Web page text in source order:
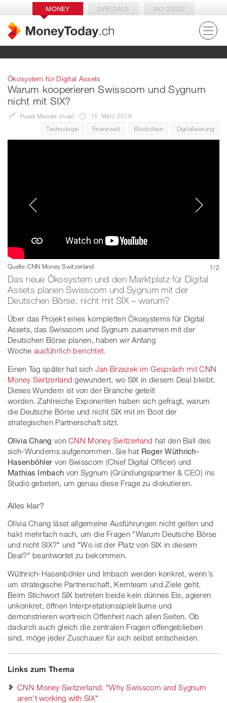
MONEY SPECIALS ISO 20022
Ökosystem für Digital Assets
Warum kooperieren Swisscom und Sygnum
nicht mit SIX?
Ruedi Maeder (mae)
15. März 2019
Technologie
Finanzwelt Blockchain Digitalisierung
Quelle: CNN Money Switzerland
Quelle: CNN Money Switzerland 1/2
Das neue Ökosystem und den Marktplatz für Digital
Assets planen Swisscom und Sygnum mit der
Deutschen Börse, nicht mit SIX – warum?
Über das Projekt eines kompletten Ökosystems für Digital
Assets, das Swisscom und Sygnum zusammen mit der
Deutschen Börse planen, haben wir Anfang
Woche ausführlich berichtet.
Einen Tag später hat sich Jan Brzezek im Gespräch mit CNN
Money Switzerland gewundert, wo SIX in diesem Deal bleibt.
Dieses Wundern ist von der Branche geteilt
worden. Zahlreiche Exponenten haben sich gefragt, warum
die Deutsche Börse und nicht SIX mit im Boot der
strategischen Partnerschaft sitzt.
Olivia Chang vonCNN Money Switzerland hat den Ball des
sich-Wunderns aufgenommen. Sie hat Roger Wüthrich-
Hasenböhler von Swisscom (Chief Digital Officer) und
Mathias Imbach von Sygnum (Gründungspartner & CEO) ins
Studio gebeten, um genau diese Frage zu diskutieren.
Alles klar?
Olivia Chang lässt allgemeine Ausführungen nicht gelten und
hakt mehrfach nach, um die Fragen "Warum Deutsche Börse
und nicht SIX?" und "Wo ist der Platz von SIX in diesem
Deal?" beantwortet zu bekommen.
Wüthrich-Hasenböhler und Imbach werden konkret, wenn's
um strategische Partnerschaft, Kernteam und Ziele geht.
Beim Stichwort SIX betreten beide kein dünnes Eis, agieren
unkonkret, öffnen Interpretationsspielräume und
demonstrieren wortreich Offenheit nach allen Seiten. Ob
dadurch auch gleich die zentralen Fragen offengeblieben
sind, möge jeder Zuschauer für sich selbst entscheiden.
Links zum Thema
CNN Money Switzerland: "Why Swisscom and Sygnum
aren't working with SIX"